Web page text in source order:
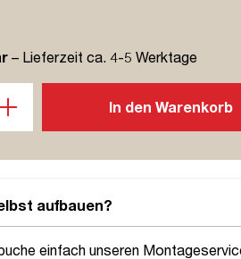
– Lieferzeit ca. 4-5 Werktage
In den Warenkorb
aufbauen?
einfach unseren